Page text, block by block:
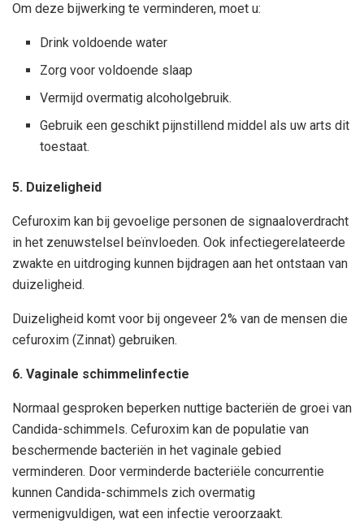
Om deze bijwerking te verminderen, moet u:
Drink voldoende water
Zorg voor voldoende slaap
Vermijd overmatig alcoholgebruik.
Gebruik een geschikt pijnstillend middel als uw arts dit
toestaat.
5. Duizeligheid
Cefuroxim kan bij gevoelige personen de signaaloverdracht
in het zenuwstelsel beïnvloeden. Ook infectiegerelateerde
zwakte en uitdroging kunnen bijdragen aan het ontstaan van
duizeligheid.
Duizeligheid komt voor bij ongeveer 2% van de mensen die
cefuroxim (Zinnat) gebruiken.
6. Vaginale schimmelinfectie
Normaal gesproken beperken nuttige bacteriën de groei van
Candida-schimmels. Cefuroxim kan de populatie van
beschermende bacteriën in het vaginale gebied
verminderen. Door verminderde bacteriële concurrentie
kunnen Candida-schimmels zich overmatig
vermenigvuldigen, wat een infectie veroorzaakt.